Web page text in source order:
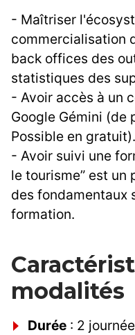
- Maîtriser
commercialisation
back offices des
statistiques des
- Avoir accès à un
Google Gémini (de
Possible en gratuit).
- Avoir suivi une
le tourisme” est un
des fondamentaux
formation.
modalités
Durée : 2